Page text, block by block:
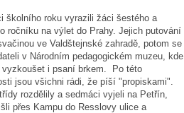
školního roku vyrazili žáci šestého a
ročníku na výlet do Prahy. Jejich putování
ve Valdštejnské zahradě, potom se
v Národním pedagogickém muzeu, kde
vyzkoušet i psaní brkem. Po této
jsou všichni rádi, že píší "propiskami".
rozdělily a sedmáci vyjeli na Petřín,
přes Kampu do Resslovy ulice a